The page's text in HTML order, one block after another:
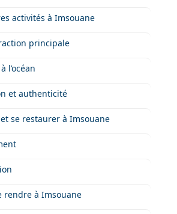
activités à Imsouane
principale
l’océan
et authenticité
se restaurer à Imsouane
rendre à Imsouane